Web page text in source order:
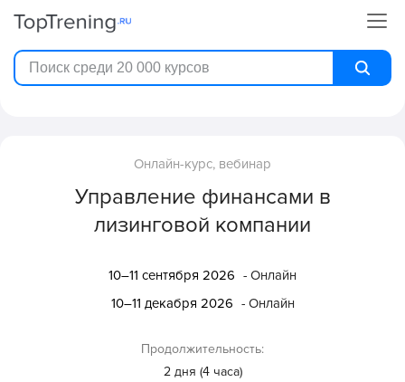
Онлайн-курс, вебинар
Управление финансами в
лизинговой компании
10–11 сентября 2026 - Онлайн
10–11 декабря 2026 - Онлайн
Продолжительность:
2 дня (4 часа)